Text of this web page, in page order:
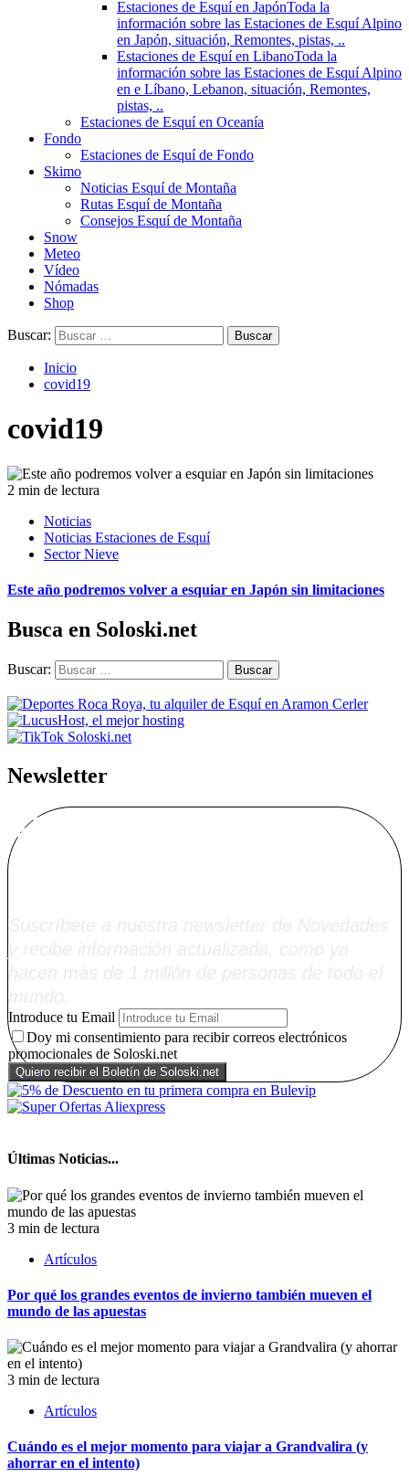
Estaciones de Esquí en JapónToda la
información sobre las Estaciones de Esquí Alpino
en Japón, situación, Remontes, pistas, ..
Estaciones de Esquí en LibanoToda la
información sobre las Estaciones de Esquí Alpino
en e Líbano, Lebanon, situación, Remontes,
pistas, ..
Estaciones de Esquí en Oceanía
Fondo
Estaciones de Esquí de Fondo
Skimo
Noticias Esquí de Montaña
Rutas Esquí de Montaña
Consejos Esquí de Montaña
Snow
Meteo
Vídeo
Nómadas
Shop
Buscar:
Inicio
covid19
covid19
2 min de lectura
Noticias
Noticias Estaciones de Esquí
Sector Nieve
Este año podremos volver a esquiar en Japón sin limitaciones
Busca en Soloski.net
Buscar:
Newsletter
Alta Boletín
Introduce tu Email
Doy mi consentimiento para recibir correos electrónicos
promocionales de Soloski.net
Últimas Noticias...
3 min de lectura
Artículos
Por qué los grandes eventos de invierno también mueven el
mundo de las apuestas
3 min de lectura
Artículos
Cuándo es el mejor momento para viajar a Grandvalira (y
ahorrar en el intento)